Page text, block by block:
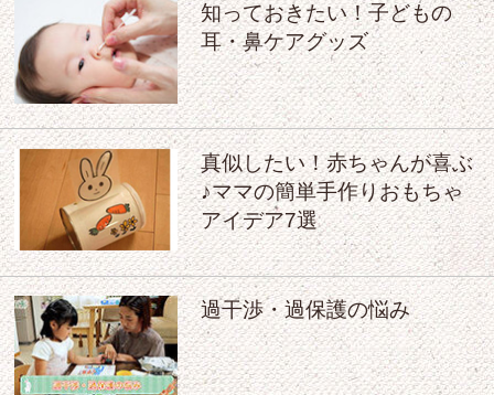
知っておきたい！子どもの
耳・鼻ケアグッズ
真似したい！赤ちゃんが喜ぶ
♪ママの簡単手作りおもちゃ
アイデア7選
過干渉・過保護の悩み